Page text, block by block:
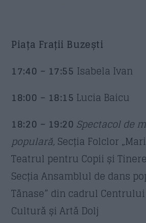
Piața Frații Buzești
17:40 – 17:55 Isabela Ivan
18:00 – 18:15 Lucia Baicu
18:20 – 19:20 Spectacol de
populară, Secția Folclor
Teatrul pentru Copii și
Secția Ansamblul de dans
Tănase” din cadrul
Cultură și Artă Dolj